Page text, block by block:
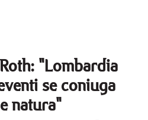
"Lombardia
se coniuga
natura"